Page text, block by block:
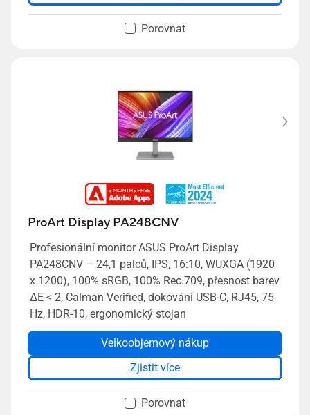
Porovnat
ProArt Display PA248CNV
Profesionální monitor ASUS ProArt Display
PA248CNV – 24,1 palců, IPS, 16:10, WUXGA (1920
x 1200), 100% sRGB, 100% Rec.709, přesnost barev
ΔE < 2, Calman Verified, dokování USB-C, RJ45, 75
Hz, HDR-10, ergonomický stojan
Velkoobjemový nákup
Zjistit více
Porovnat